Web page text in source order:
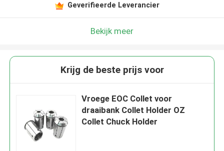
Geverifieerde Leverancier
Bekijk meer
Krijg de beste prijs voor
Vroege EOC Collet voor
draaibank Collet Holder OZ
Collet Chuck Holder